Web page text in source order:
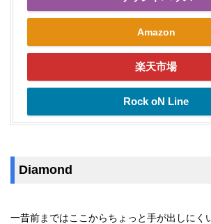
Amazon
楽天市場
Rock oN Line
Diamond
一昔前まではここからちょっと手が出しにく